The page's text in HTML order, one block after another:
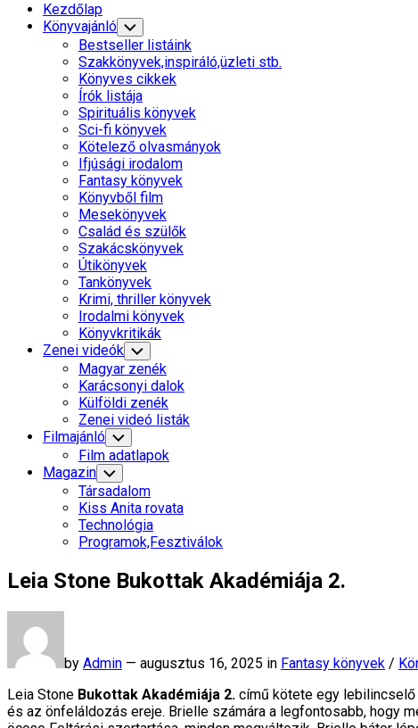
Kezdőlap
Current
Page
Parent
Könyvajánló Toggle
Child
Menu
Bestseller listáink
Szakkönyvek,inspiráló,üzleti stb.
Könyves cikkek
Írók listája
Spirituális könyvek
Sci-fi könyvek
Kötelező olvasmányok
Ifjúsági irodalom
Current
Page
Parent
Fantasy könyvek
Könyvből film
Mesekönyvek
Család és szülők
Szakácskönyvek
Útikönyvek
Tankönyvek
Krimi, thriller könyvek
Irodalmi könyvek
Könyvkritikák
Zenei videók Toggle
Child
Menu
Magyar zenék
Karácsonyi dalok
Külföldi zenék
Zenei videó listák
Filmajánló Toggle
Child
Menu
Film adatlapok
Magazin Toggle
Child
Menu
Társadalom
Kiss Anita rovata
Technológia
Programok,Fesztiválok
Leia Stone Bukottak Akadémiája 2.
by Admin — augusztus 16, 2025 in Fantasy könyvek /
Leia Stone Bukottak Akadémiája 2. című kötete egy
és az önfeláldozás ereje. Brielle számára a legfontosabb, hogy